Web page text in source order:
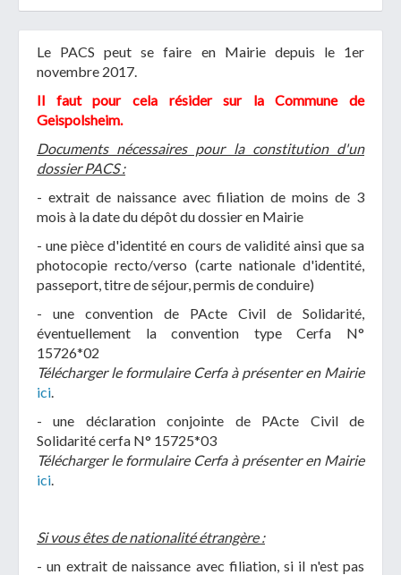
Le PACS peut se faire en Mairie depuis le 1er
novembre 2017.
Il faut pour cela résider sur la Commune de
Geispolsheim.
Documents nécessaires pour la constitution d'un
dossier PACS :
- extrait de naissance avec filiation de moins de 3
mois à la date du dépôt du dossier en Mairie
- une pièce d'identité en cours de validité ainsi que sa
photocopie recto/verso (carte nationale d'identité,
passeport, titre de séjour, permis de conduire)
- une convention de PActe Civil de Solidarité,
éventuellement la convention type Cerfa N°
15726*02
Télécharger le formulaire Cerfa à présenter en Mairie
ici
- une déclaration conjointe de PActe Civil de
Solidarité cerfa N° 15725*03
Télécharger le formulaire Cerfa à présenter en Mairie
ici
Si vous êtes de nationalité étrangère :
- un extrait de naissance avec filiation, si il n'est pas
Télécharger votre fichier
Uniquement PDF (.pdf), JPEG (.jpeg / .jpg) ou
NON
que mes données personnelles soient traitées par la
Mairie de Geispolsheim.